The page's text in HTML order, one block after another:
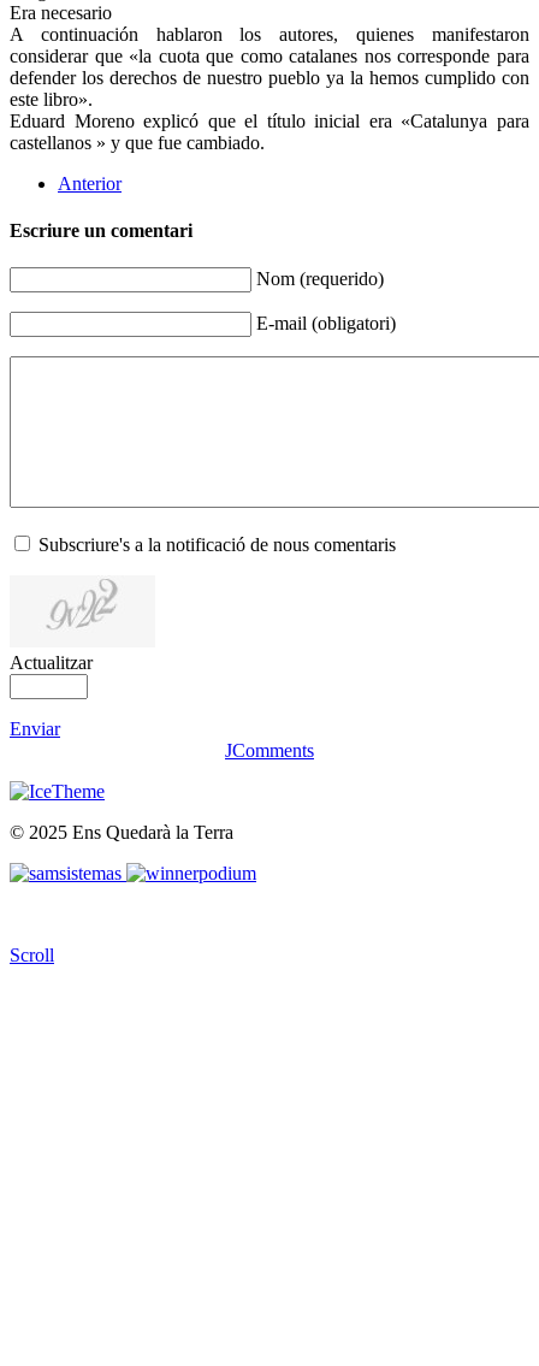
Era necesario
A continuación hablaron los autores, quienes manifestaron
considerar que «la cuota que como catalanes nos corresponde para
defender los derechos de nuestro pueblo ya la hemos cumplido con
este libro».
Eduard Moreno explicó que el título inicial era «Catalunya para
castellanos » y que fue cambiado.
Anterior
Escriure un comentari
Nom (requerido)
E-mail (obligatori)
Subscriure's a la notificació de nous comentaris
Actualitzar
Enviar
JComments
© 2025 Ens Quedarà la Terra
Scroll